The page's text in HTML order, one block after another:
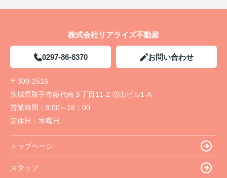
株式会社リアライズ不動産
0297-86-8370 お問い合わせ
〒300-1516
茨城県取手市藤代南３丁目11-2 増山ビル1-A
営業時間： 9:00～18：00
定休日： 水曜日
トップページ
スタッフ